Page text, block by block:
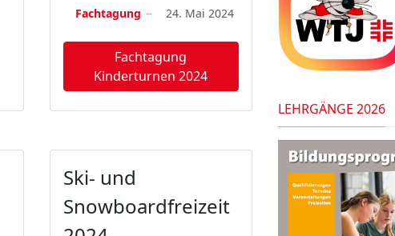
Fachtagung 24. Mai 2024
Fachtagung
Kinderturnen 2024
Ski- und
Snowboardfreizeit
LEHRGÄNGE 2026